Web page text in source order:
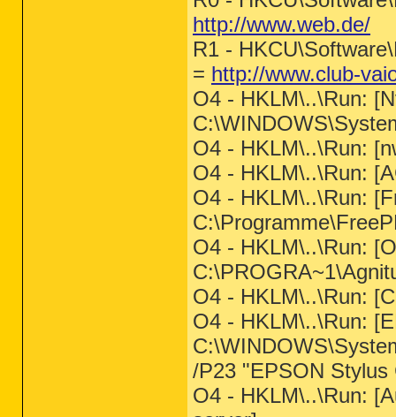
http://www.web.de/
R1 -
= http://www.club-
O4 - HKLM\..\Run:
O4 - HKLM\..\Run:
O4 - HKLM\..\Run:
O4 - HKLM\..\Run:
O4 - HKLM\..\Run:
O4 - HKLM\..\Run:
O4 - HKLM\..\Run:
/P23 "EPSON
O4 - HKLM\..\Run: